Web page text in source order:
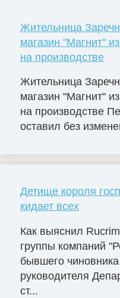
Жительница
магазин "Магнит"
на производстве
Жительница
магазин "Магнит"
на производстве
оставил без
Детище короля
кидает всех
Как выяснил
группы компаний
бывшего
руководителя
ст...